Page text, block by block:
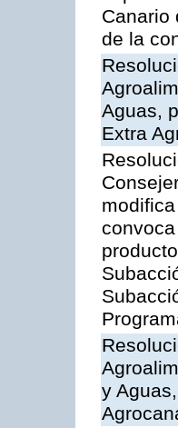
Canario
de la
Aguas,
Extra
y